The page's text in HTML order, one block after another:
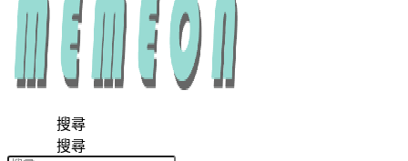
搜尋
搜尋